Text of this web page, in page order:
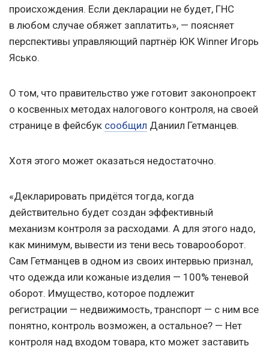
происхождения. Если декларации не будет, ГНС
в любом случае обяжет заплатить», — поясняет
перспективы управляющий партнёр ЮК Winner Игорь
Ясько.
О том, что правительство уже готовит законопроект
о косвенных методах налогового контроля, на своей
странице в фейсбук сообщил Даниил Гетманцев.
Хотя этого может оказаться недостаточно.
«Декларировать придётся тогда, когда
действительно будет создан эффективный
механизм контроля за расходами. А для этого надо,
как минимум, вывести из тени весь товарооборот.
Сам Гетманцев в одном из своих интервью признал,
что одежда или кожаные изделия — 100% теневой
оборот. Имущество, которое подлежит
регистрации — недвижимость, транспорт — с ним все
понятно, контроль возможен, а остальное? — Нет
контроля над входом товара, кто может заставить